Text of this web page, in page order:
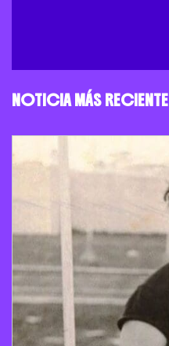
NOTICIA MÁS RECIENTE